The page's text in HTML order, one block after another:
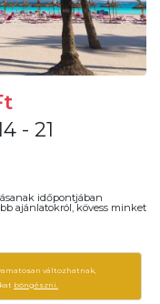
- 21
időpontjában
ajánlatokról, kövess minket
változhatnak,
böngészni.